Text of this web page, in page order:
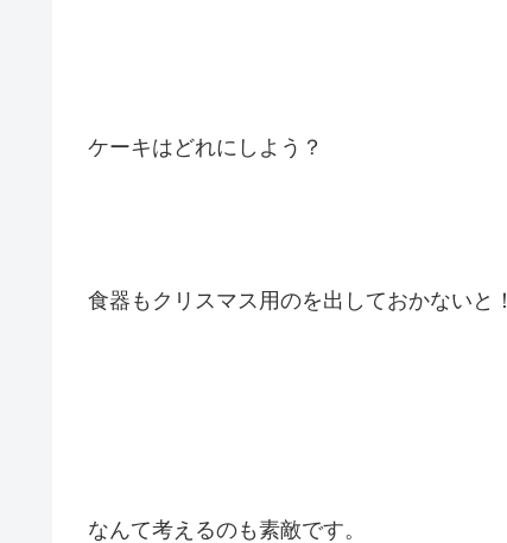
ケーキはどれにしよう？
食器もクリスマス用のを出しておかないと！
なんて考えるのも素敵です。